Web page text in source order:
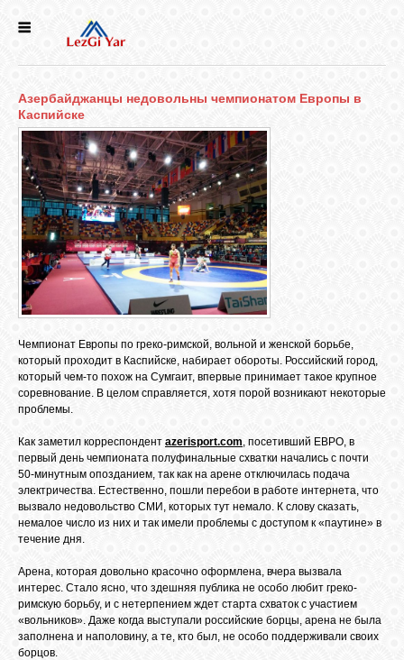
СЕЛА
ИСТОРИЯ
КУЛЬТУРА
ГОЛОС
ЛЕЗГИН
НАРОДЫ
БИБЛИОТЕКА
ФОРУМ
ГОСТЕВАЯ
О САЙТЕ
ФОТО
Азербайджанцы недовольны чемпионатом Европы в
Каспийске
Чемпионат Европы по греко-римской, вольной и женской борьбе,
который проходит в Каспийске, набирает обороты. Российский город,
который чем-то похож на Сумгаит, впервые принимает такое крупное
соревнование. В целом справляется, хотя порой возникают некоторые
проблемы.
Как заметил корреспондент azerisport.com, посетивший ЕВРО, в
первый день чемпионата полуфинальные схватки начались с почти
50-минутным опозданием, так как на арене отключилась подача
электричества. Естественно, пошли перебои в работе интернета, что
вызвало недовольство СМИ, которых тут немало. К слову сказать,
немалое число из них и так имели проблемы с доступом к «паутине» в
течение дня.
Арена, которая довольно красочно оформлена, вчера вызвала
интерес. Стало ясно, что здешняя публика не особо любит греко-
римскую борьбу, и с нетерпением ждет старта схваток с участием
«вольников». Даже когда выступали российские борцы, арена не была
заполнена и наполовину, а те, кто был, не особо поддерживали своих
борцов.